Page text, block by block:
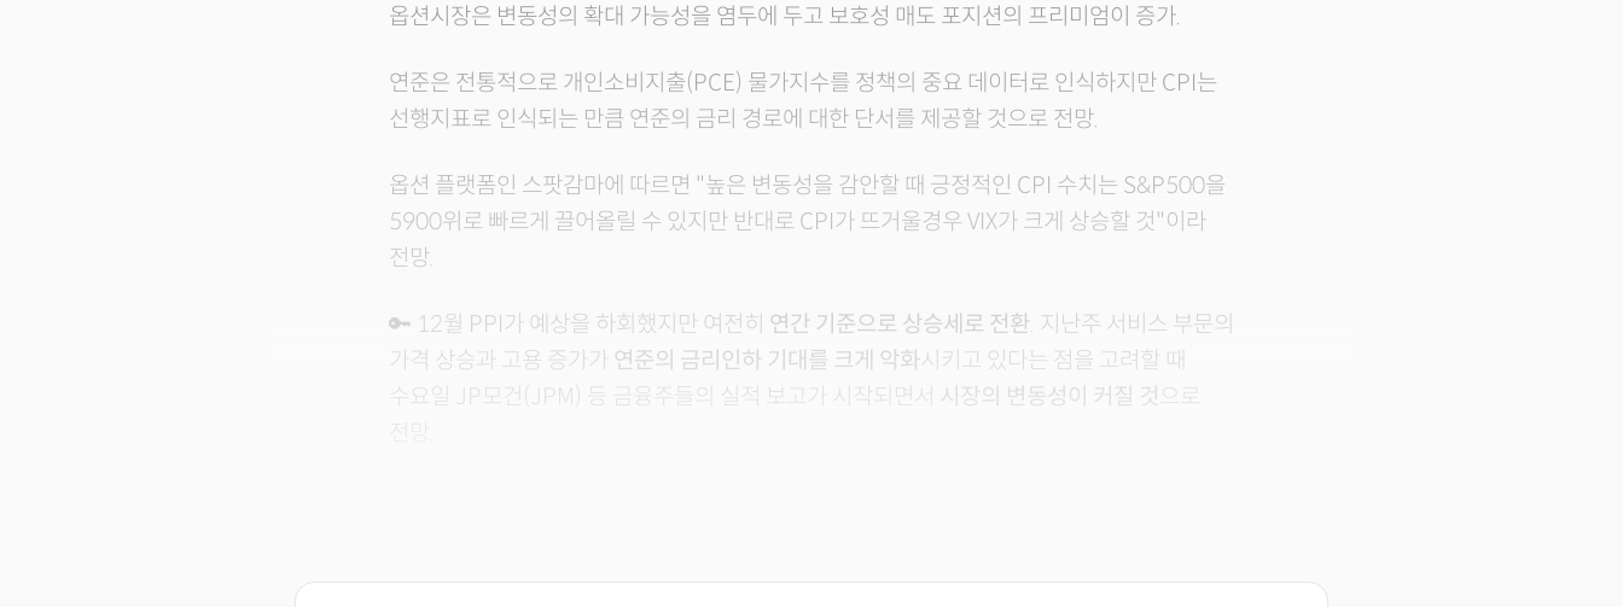
옵션시장은 변동성의 확대 가능성을 염두에 두고 보호성 매도 포지션의 프리미엄이 증가.
연준은 전통적으로 개인소비지출(PCE) 물가지수를 정책의 중요 데이터로 인식하지만 CPI는
선행지표로 인식되는 만큼 연준의 금리 경로에 대한 단서를 제공할 것으로 전망.
옵션 플랫폼인 스팟감마에 따르면 "높은 변동성을 감안할 때 긍정적인 CPI 수치는 S&P500을
5900위로 빠르게 끌어올릴 수 있지만 반대로 CPI가 뜨거울경우 VIX가 크게 상승할 것"이라
전망.
🔑 12월 PPI가 예상을 하회했지만 여전히 연간 기준으로 상승세로 전환 . 지난주 서비스 부문의
가격 상승과 고용 증가가 연준의 금리인하 기대를 크게 악화시키고 있다는 점을 고려할 때
수요일 JP모건(JPM) 등 금융주들의 실적 보고가 시작되면서 시장의 변동성이 커질 것 으로